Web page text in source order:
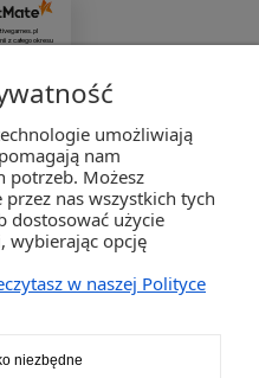
z całego okresu
umożliwiają
nam
potrzeb. Możesz
nas wszystkich tych
dostosować użycie
wybierając opcję
w naszej Polityce
niezbędne